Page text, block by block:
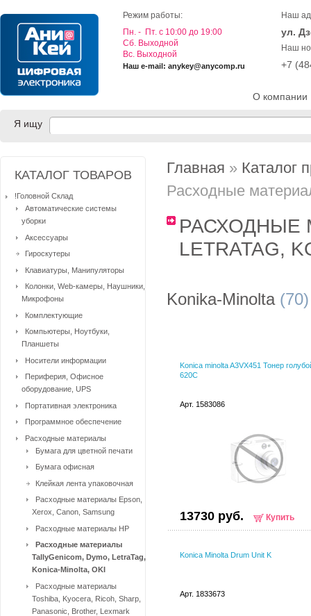
О компании
Режим работы:
Пн. - Пт. с 10:00 до 19:00
Cб. Выходной
Вс. Выходной
Наш e-mail: anykey@anycomp.ru
Наш
ул.
Наш
+7
Я ищу
Главная » Каталог
Расходные
РАСХОДНЫЕ
LETRATAG,
Konika-Minolta(70)
Konica minolta A3VX451 Тонер
620С
Арт. 1583086
13730 руб. Купить
Konica Minolta Drum Unit K
Арт. 1833673
КАТАЛОГ ТОВАРОВ
!Головной Склад
Автоматические системы
уборки
Аксессуары
Гироскутеры
Клавиатуры, Манипуляторы
Колонки, Web-камеры, Наушники,
Микрофоны
Комплектующие
Компьютеры, Ноутбуки,
Планшеты
Носители информации
Периферия, Офисное
оборудование, UPS
Портативная электроника
Программное обеспечение
Расходные материалы
Бумага для цветной печати
Бумага офисная
Клейкая лента упаковочная
Расходные материалы Epson,
Xerox, Canon, Samsung
Расходные материалы HP
Расходные материалы
TallyGenicom, Dymo, LetraTag,
Konica-Minolta, OKI
Расходные материалы
Toshiba, Kyocera, Ricoh, Sharp,
Panasonic, Brother, Lexmark